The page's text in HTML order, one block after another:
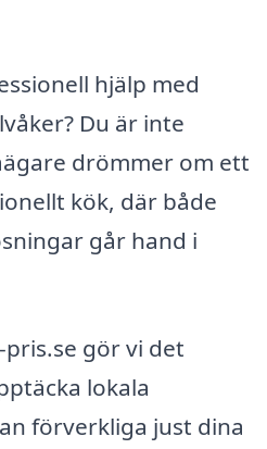
hjälp med
Du är inte
drömmer om ett
kök, där både
går hand i
gör vi det
lokala
förverkliga just dina